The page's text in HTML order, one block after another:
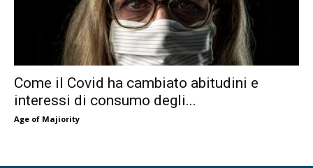
Come il Covid ha cambiato abitudini e
interessi di consumo degli...
Age of Majiority